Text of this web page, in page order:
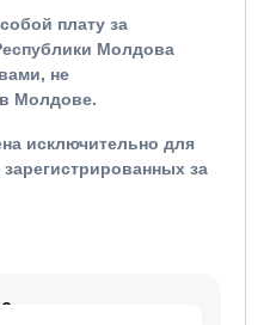
плату за
Молдова
не
Молдове.
исключительно для
за